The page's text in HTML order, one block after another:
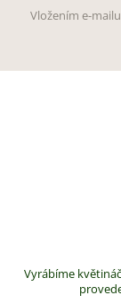
Vložením e-
Vyrábíme